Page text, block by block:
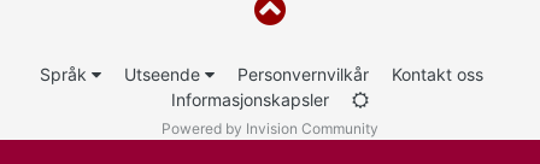
Språk Utseende Personvernvilkår
Kontakt oss
Informasjonskapsler
Powered by Invision Community